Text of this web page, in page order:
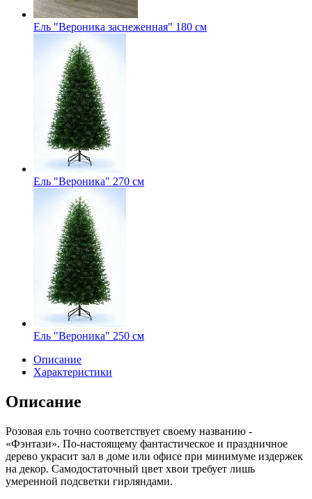
Ель "Вероника заснеженная" 180 см
Ель "Вероника" 270 см
Ель "Вероника" 250 см
Описание
Характеристики
Описание
Розовая ель точно соответствует своему названию -
«Фэнтази». По-настоящему фантастическое и праздничное
дерево украсит зал в доме или офисе при минимуме издержек
на декор. Самодостаточный цвет хвои требует лишь
умеренной подсветки гирляндами.